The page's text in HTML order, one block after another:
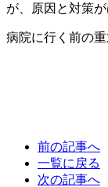
が、原因と対策
病院に行く前の
前の記事へ
一覧に戻る
次の記事へ